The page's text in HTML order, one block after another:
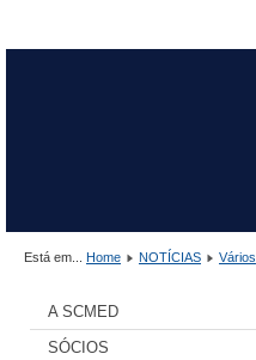
Está em... Home NOTÍCIAS Vários
A SCMED
SÓCIOS